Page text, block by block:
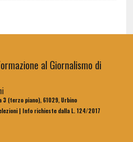
al Giornalismo di
3 (terzo piano), 61029, Urbino
| Info richieste dalla L. 124/2017